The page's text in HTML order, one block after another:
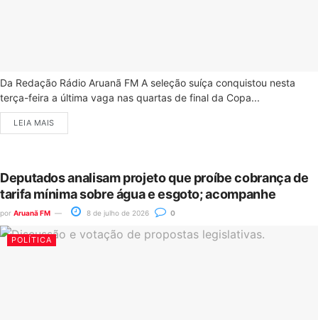
Da Redação Rádio Aruanã FM A seleção suíça conquistou nesta
terça-feira a última vaga nas quartas de final da Copa...
LEIA MAIS
Deputados analisam projeto que proíbe cobrança de
tarifa mínima sobre água e esgoto; acompanhe
por Aruanã FM 8 de julho de 2026 0
POLÍTICA